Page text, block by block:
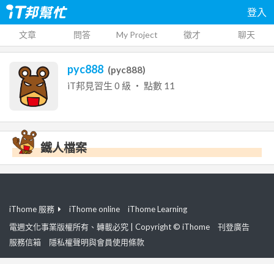
登入
文章 問答 My Project 徵才 聊天
pyc888 (pyc888)
iT邦見習生 0 級 ‧ 點數 11
鐵人檔案
iThome 服務 iThome online
iThome Learning
電週文化事業版權所有、轉載必究 | Copyright © iThome
刊登廣告
服務信箱
隱私權聲明與會員使用條款